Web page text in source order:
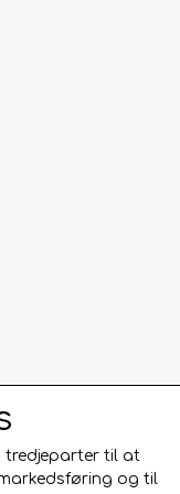
tredjeparter til at
og til